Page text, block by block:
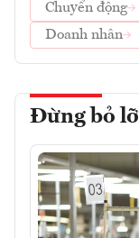
Chuyển động
Doanh nhân
Đừng bỏ lỡ